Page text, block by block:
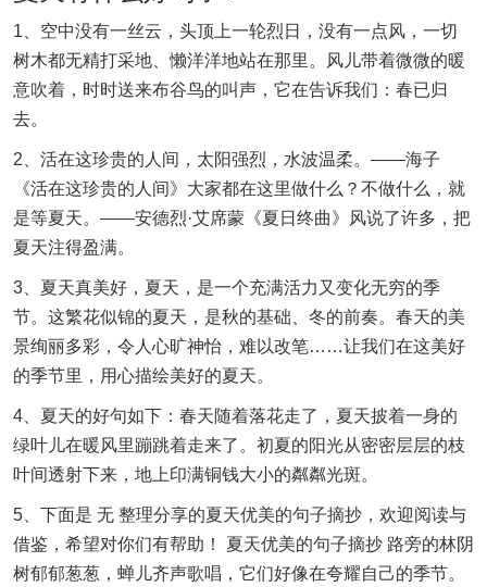
1、空中没有一丝云，头顶上一轮烈日，没有一点风，一切
树木都无精打采地、懒洋洋地站在那里。风儿带着微微的暖
意吹着，时时送来布谷鸟的叫声，它在告诉我们：春已归
去。
2、活在这珍贵的人间，太阳强烈，水波温柔。——海子
《活在这珍贵的人间》大家都在这里做什么？不做什么，就
是等夏天。——安德烈·艾席蒙《夏日终曲》风说了许多，把
夏天注得盈满。
3、夏天真美好，夏天，是一个充满活力又变化无穷的季
节。这繁花似锦的夏天，是秋的基础、冬的前奏。春天的美
景绚丽多彩，令人心旷神怡，难以改笔……让我们在这美好
的季节里，用心描绘美好的夏天。
4、夏天的好句如下：春天随着落花走了，夏天披着一身的
绿叶儿在暖风里蹦跳着走来了。初夏的阳光从密密层层的枝
叶间透射下来，地上印满铜钱大小的粼粼光斑。
5、下面是 无 整理分享的夏天优美的句子摘抄，欢迎阅读与
借鉴，希望对你们有帮助！ 夏天优美的句子摘抄 路旁的林阴
树郁郁葱葱，蝉儿齐声歌唱，它们好像在夸耀自己的季节。